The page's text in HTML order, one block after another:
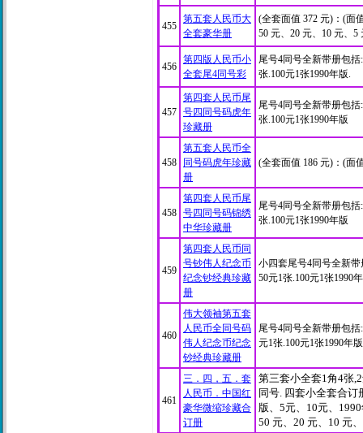
455
第五套人民币大
全套豪华册
(全套面值 372 元)：(面
50 元、20 元、10 元、5
456
第四版人民币小
全套尾4同号彩
尾号4同号全新带册包括
张.100元1张1990年版.
457
第四套人民币尾
号四同号码虎年
珍藏册
尾号4同号全新带册包括
张.100元1张1990年版
458
第五套人民币全
同号码虎年珍藏
册
(全套面值 186 元)：(面
458
第四套人民币尾
号四同号码锦绣
中华珍藏册
尾号4同号全新带册包括
张.100元1张1990年版
459
第四套人民币同
号钞伟人纪念币
纪念钞经典珍藏
册
小四套尾号4同号全新带
50元1张.100元1张1990
460
伟大领袖第五套
人民币全同号码
伟人纪念币纪念
钞经典珍藏册
尾号4同号全新带册包括
元1张.100元1张1990年
461
三．四，五．套
人民币．中国红
豪华微缩珍藏合
订册
第三套小全套1角4张
同号. 四套小全套合
版、5元、10元、
50 元、20 元、10 元